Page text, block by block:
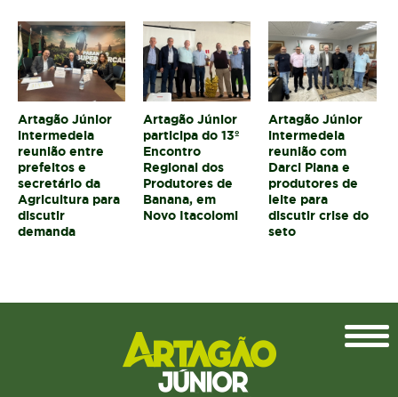
Artagão Júnior
intermedeia
reunião entre
prefeitos e
secretário da
Agricultura para
discutir
demanda
Artagão Júnior
participa do 13º
Encontro
Regional dos
Produtores de
Banana, em
Novo Itacolomi
Artagão Júnior
intermedeia
reunião com
Darci Piana e
produtores de
leite para
discutir crise do
seto